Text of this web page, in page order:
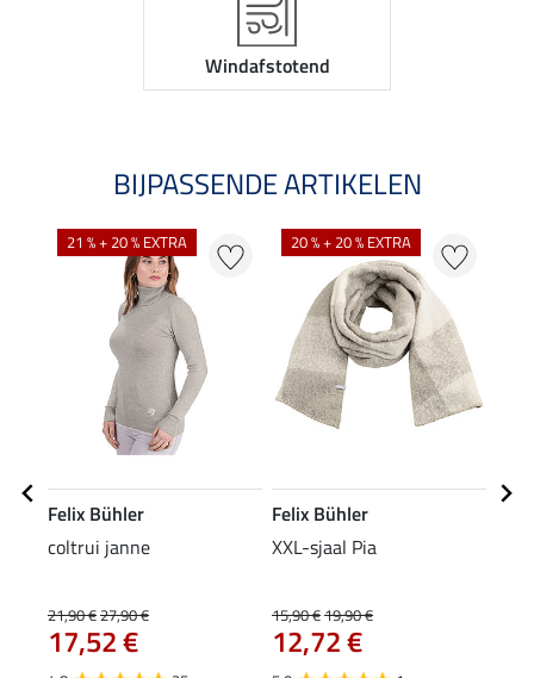
Windafstotend
BIJPASSENDE ARTIKELEN
21 % + 20 % EXTRA
Felix Bühler
coltrui janne
21,90 €27,90 €
17,52 €
20 % + 20 % EXTRA
Felix Bühler
XXL-sjaal Pia
15,90 €19,90 €
12,72 €